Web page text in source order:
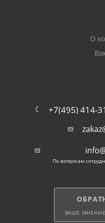
Области
кладочный
газобетонов,
прокат может
полов, возведении
строительстве заборов.
О
+7(495) 414-
По вопросам
ВАШЕ